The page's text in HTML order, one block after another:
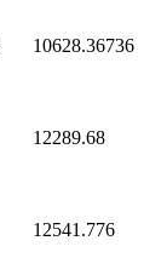
10628.36736
12289.68
12541.776